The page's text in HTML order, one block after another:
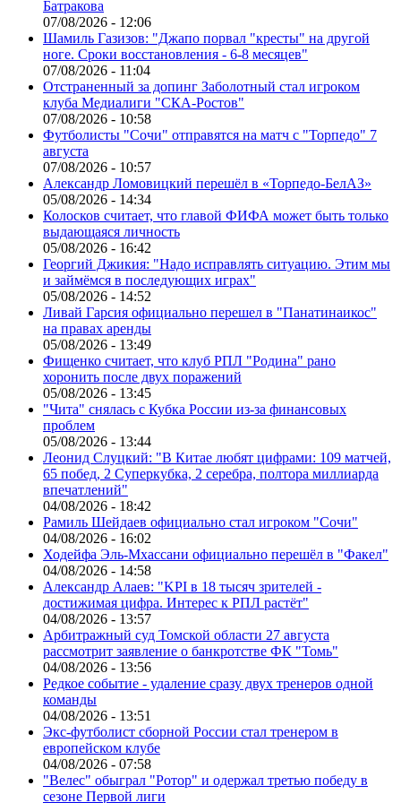
Батракова
07/08/2026 - 12:06
Шамиль Газизов: "Джапо порвал "кресты" на другой
ноге. Сроки восстановления - 6-8 месяцев"
07/08/2026 - 11:04
Отстраненный за допинг Заболотный стал игроком
клуба Медиалиги "СКА-Ростов"
07/08/2026 - 10:58
Футболисты "Сочи" отправятся на матч с "Торпедо" 7
августа
07/08/2026 - 10:57
Александр Ломовицкий перешёл в «Торпедо-БелАЗ»
05/08/2026 - 14:34
Колосков считает, что главой ФИФА может быть только
выдающаяся личность
05/08/2026 - 16:42
Георгий Джикия: "Надо исправлять ситуацию. Этим мы
и займёмся в последующих играх"
05/08/2026 - 14:52
Ливай Гарсия официально перешел в "Панатинаикос"
на правах аренды
05/08/2026 - 13:49
Фищенко считает, что клуб РПЛ "Родина" рано
хоронить после двух поражений
05/08/2026 - 13:45
"Чита" снялась с Кубка России из-за финансовых
проблем
05/08/2026 - 13:44
Леонид Слуцкий: "В Китае любят цифрами: 109 матчей,
65 побед, 2 Суперкубка, 2 серебра, полтора миллиарда
впечатлений"
04/08/2026 - 18:42
Рамиль Шейдаев официально стал игроком "Сочи"
04/08/2026 - 16:02
Ходейфа Эль-Мхассани официально перешёл в "Факел"
04/08/2026 - 14:58
Александр Алаев: "KPI в 18 тысяч зрителей -
достижимая цифра. Интерес к РПЛ растёт"
04/08/2026 - 13:57
Арбитражный суд Томской области 27 августа
рассмотрит заявление о банкротстве ФК "Томь"
04/08/2026 - 13:56
Редкое событие - удаление сразу двух тренеров одной
команды
04/08/2026 - 13:51
Экс-футболист сборной России стал тренером в
европейском клубе
04/08/2026 - 07:58
"Велес" обыграл "Ротор" и одержал третью победу в
сезоне Первой лиги